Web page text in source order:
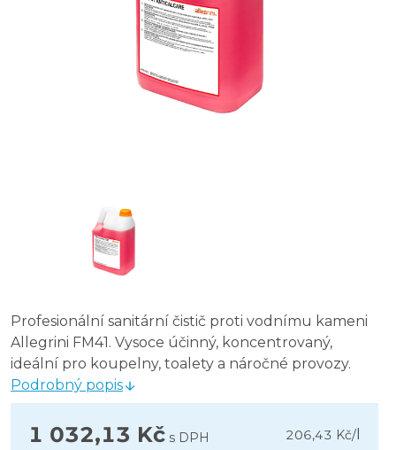
Profesionální sanitární čistič proti vodnímu kameni
Allegrini FM41. Vysoce účinný, koncentrovaný,
ideální pro koupelny, toalety a náročné provozy.
Podrobný popis
1 032,13 Kč s DPH 206,43 Kč/